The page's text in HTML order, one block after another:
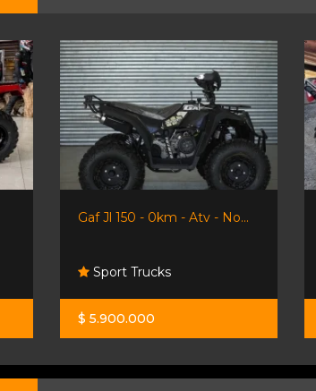
Gaf Jl 150 - 0km - Atv - No...
Sport Trucks
$ 5.900.000